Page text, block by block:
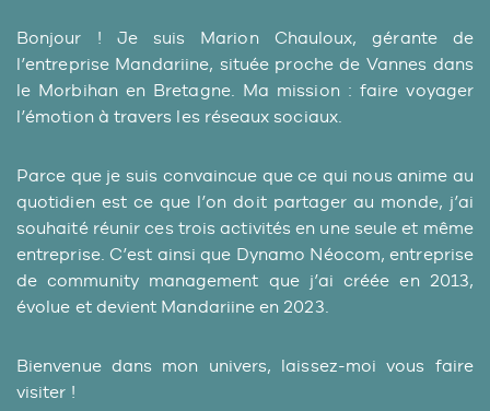
Bonjour ! Je suis Marion Chauloux, gérante de
l’entreprise Mandariine, située proche de Vannes dans
le Morbihan en Bretagne. Ma mission : faire voyager
l’émotion à travers les réseaux sociaux.
Parce que je suis convaincue que ce qui nous anime au
quotidien est ce que l’on doit partager au monde, j’ai
souhaité réunir ces trois activités en une seule et même
entreprise. C’est ainsi que Dynamo Néocom, entreprise
de community management que j’ai créée en 2013,
évolue et devient Mandariine en 2023.
Bienvenue dans mon univers, laissez-moi vous faire
visiter !